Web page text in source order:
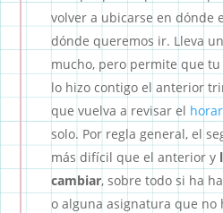
volver a ubicarse en dónde
dónde queremos ir. Lleva
mucho, pero permite que
lo hizo contigo el anterior
que vuelva a revisar el
solo. Por regla general, el
más difícil que el anterior y
cambiar, sobre todo si ha
o alguna asignatura que no